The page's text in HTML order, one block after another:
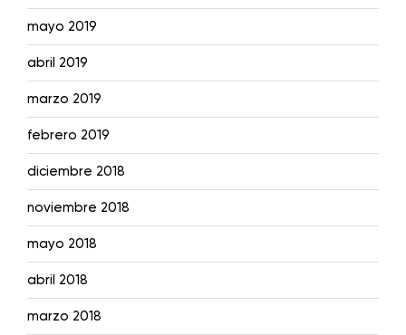
mayo 2019
abril 2019
marzo 2019
febrero 2019
diciembre 2018
noviembre 2018
mayo 2018
abril 2018
marzo 2018